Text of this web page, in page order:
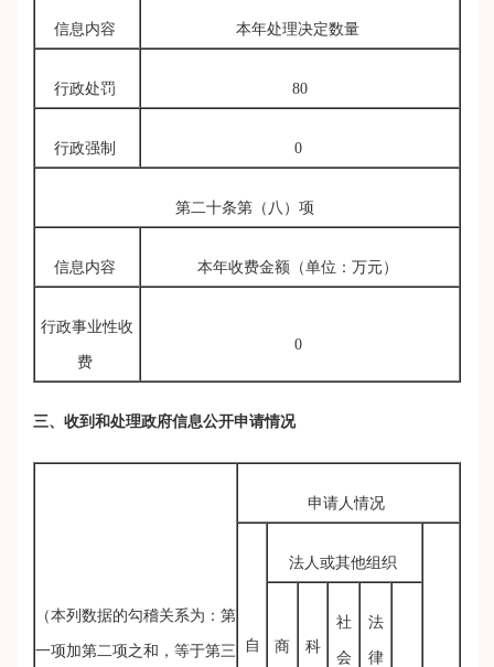
信息内容 本年处理决定数量
行政处罚 80
行政强制 0
第二十条第（八）项
信息内容 本年收费金额（单位：万元）
行政事业性收
费
0
三、收到和处理政府信息公开申请情况
（本列数据的勾稽关系为：第
一项加第二项之和，等于第三
申请人情况
自
法人或其他组织
商 科
社
会
法
律